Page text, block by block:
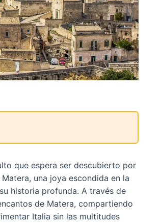
que espera ser descubierto por
una joya escondida en la
historia profunda. A través de
de Matera, compartiendo
Italia sin las multitudes